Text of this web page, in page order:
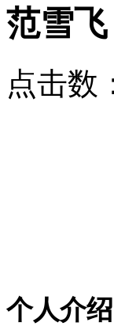
范雪飞
点击数
个人介绍